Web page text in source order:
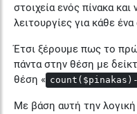
στοιχεία ενός πίνακα
λειτουργίες για κάθε
Έτσι ξέρουμε πως το
πάντα στην θέση με
θέση «
Με βάση αυτή την